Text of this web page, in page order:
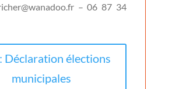
– 06 87 34
Déclaration élections
municipales